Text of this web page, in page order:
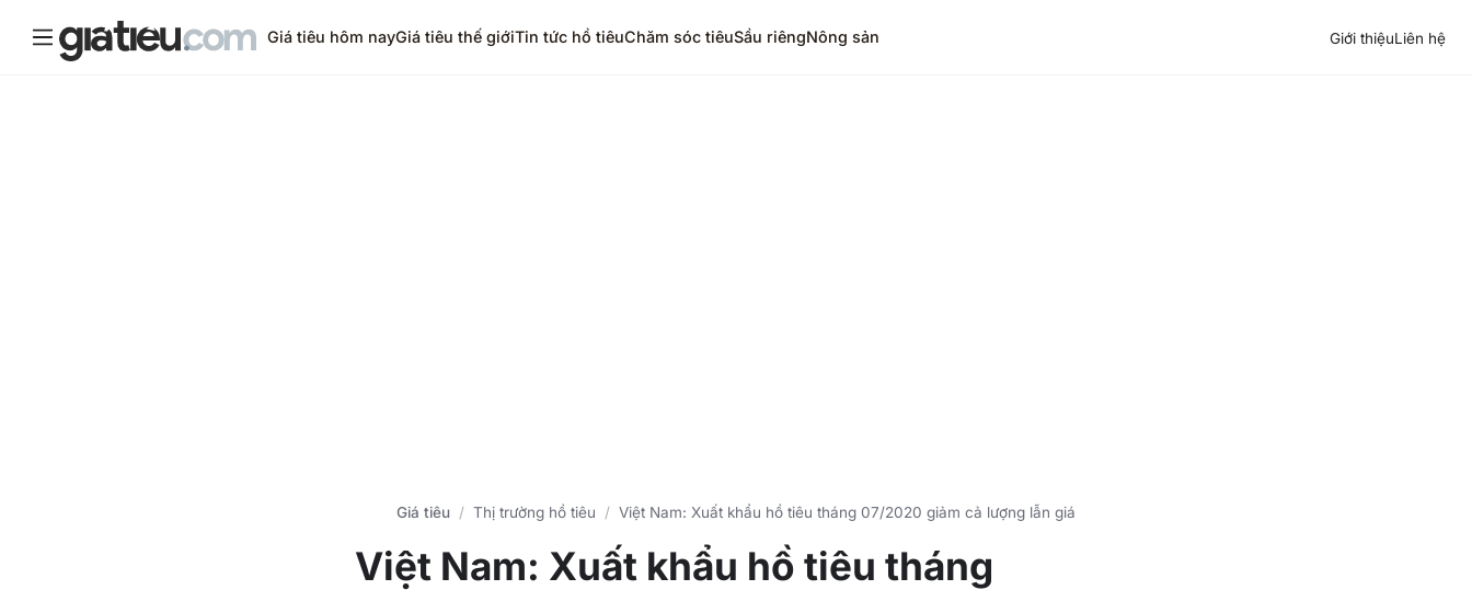
Giá tiêu hôm nayGiá tiêu thế giớiTin tức hồ tiêuChăm sóc tiêuSầu riêngNông sản Giới thiệuLiên hệ
Giá tiêu Thị trường hồ tiêu Việt Nam: Xuất khẩu hồ tiêu tháng 07/2020 giảm cả lượng lẫn giá
Việt Nam: Xuất khẩu hồ tiêu tháng